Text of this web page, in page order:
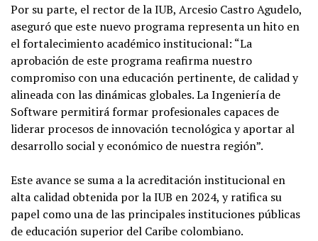
Por su parte, el rector de la IUB, Arcesio Castro Agudelo,
aseguró que este nuevo programa representa un hito en
el fortalecimiento académico institucional: “La
aprobación de este programa reafirma nuestro
compromiso con una educación pertinente, de calidad y
alineada con las dinámicas globales. La Ingeniería de
Software permitirá formar profesionales capaces de
liderar procesos de innovación tecnológica y aportar al
desarrollo social y económico de nuestra región”.
Este avance se suma a la acreditación institucional en
alta calidad obtenida por la IUB en 2024, y ratifica su
papel como una de las principales instituciones públicas
de educación superior del Caribe colombiano.